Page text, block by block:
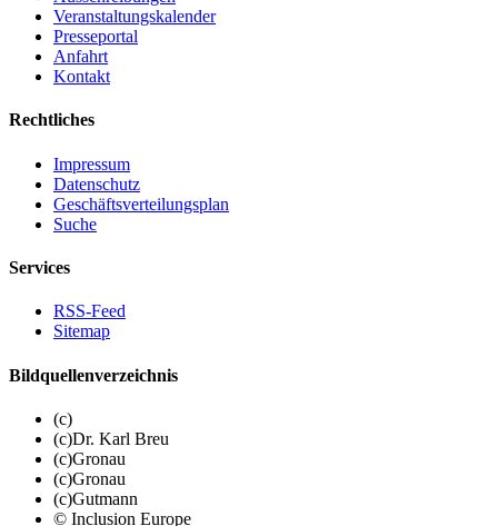
Veranstaltungskalender
Presseportal
Anfahrt
Kontakt
Rechtliches
Impressum
Datenschutz
Geschäftsverteilungsplan
Suche
Services
RSS-Feed
Sitemap
Bildquellenverzeichnis
(c)
(c)Dr. Karl Breu
(c)Gronau
(c)Gronau
(c)Gutmann
© Inclusion Europe